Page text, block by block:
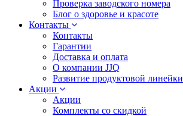
Проверка заводского номера
Блог о здоровье и красоте
Контакты
Контакты
Гарантии
Доставка и оплата
О компании JJQ
Развитие продуктовой линейки
Акции
Акции
Комплекты со скидкой